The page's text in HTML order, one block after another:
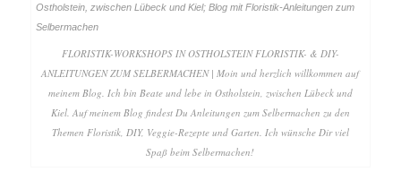
FLORISTIK-WORKSHOPS IN OSTHOLSTEIN FLORISTIK- & DIY-
ANLEITUNGEN ZUM SELBERMACHEN | Moin und herzlich willkommen auf
meinem Blog. Ich bin Beate und lebe in Ostholstein, zwischen Lübeck und
Kiel. Auf meinem Blog findest Du Anleitungen zum Selbermachen zu den
Themen Floristik, DIY, Veggie-Rezepte und Garten. Ich wünsche Dir viel
Spaß beim Selbermachen!